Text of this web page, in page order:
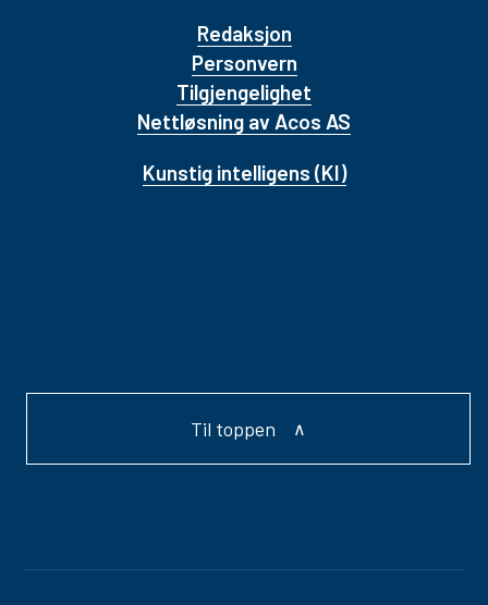
Redaksjon
Personvern
Tilgjengelighet
Nettløsning av Acos AS
Kunstig intelligens (KI)
Til toppen